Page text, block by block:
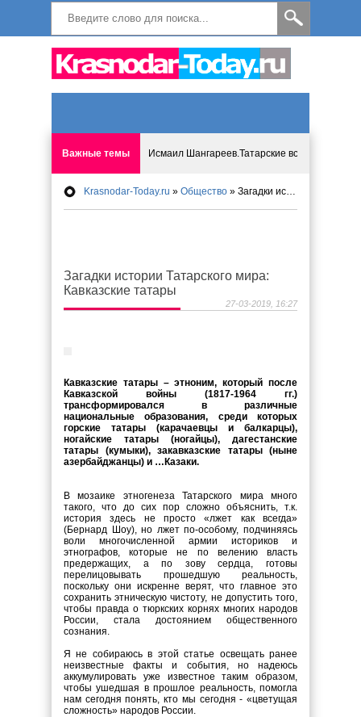
Важные темы Исмаил Шангареев.Татарские встречи на
Программа «Мир без слёз» впервые в Анапе:
Исмагил Шангареев. В поисках внутренней
Krasnodar-Today.ru » Общество » Загадки истории Татарского мира: Кавказские татары
Загадки истории Татарского мира:
Кавказские татары
27-03-2019, 16:27
Кавказские татары – этноним, который после
Кавказской войны (1817-1964 гг.)
трансформировался в различные
национальные образования, среди которых
горские татары (карачаевцы и балкарцы),
ногайские татары (ногайцы), дагестанские
татары (кумыки), закавказские татары (ныне
азербайджанцы) и …Казаки.
В мозаике этногенеза Татарского мира много
такого, что до сих пор сложно объяснить, т.к.
история здесь не просто «лжет как всегда»
(Бернард Шоу), но лжет по-особому, подчиняясь
воли многочисленной армии историков и
этнографов, которые не по велению власть
предержащих, а по зову сердца, готовы
перелицовывать прошедшую реальность,
поскольку они искренне верят, что главное это
сохранить этническую чистоту, не допустить того,
чтобы правда о тюркских корнях многих народов
России, стала достоянием общественного
сознания.
Я не собираюсь в этой статье освещать ранее
неизвестные факты и события, но надеюсь
аккумулировать уже известное таким образом,
чтобы ушедшая в прошлое реальность, помогла
нам сегодня понять, кто мы сегодня - «цветущая
сложность» народов России.